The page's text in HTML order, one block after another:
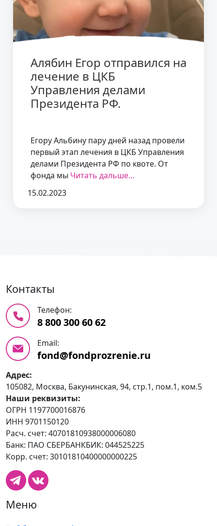
Алябин Егор отправился на
лечение в ЦКБ
Управления делами
Президента РФ.
Егору Альбину пару дней назад провели
первый этап лечения в ЦКБ Управления
делами Президента РФ по квоте. От
фонда мы Читать дальше…
15.02.2023
Контакты
Телефон:
8 800 300 60 62
Email:
fond@fondprozrenie.ru
Адрес:
105082, Москва, Бакунинская, 94, стр.1, пом.1, ком.5
Наши реквизиты:
ОГРН 1197700016876
ИНН 9701150120
Расч. счет: 40701810938000006080
Банк: ПАО СБЕРБАНКБИК: 044525225
Корр. счет: 30101810400000000225
Меню